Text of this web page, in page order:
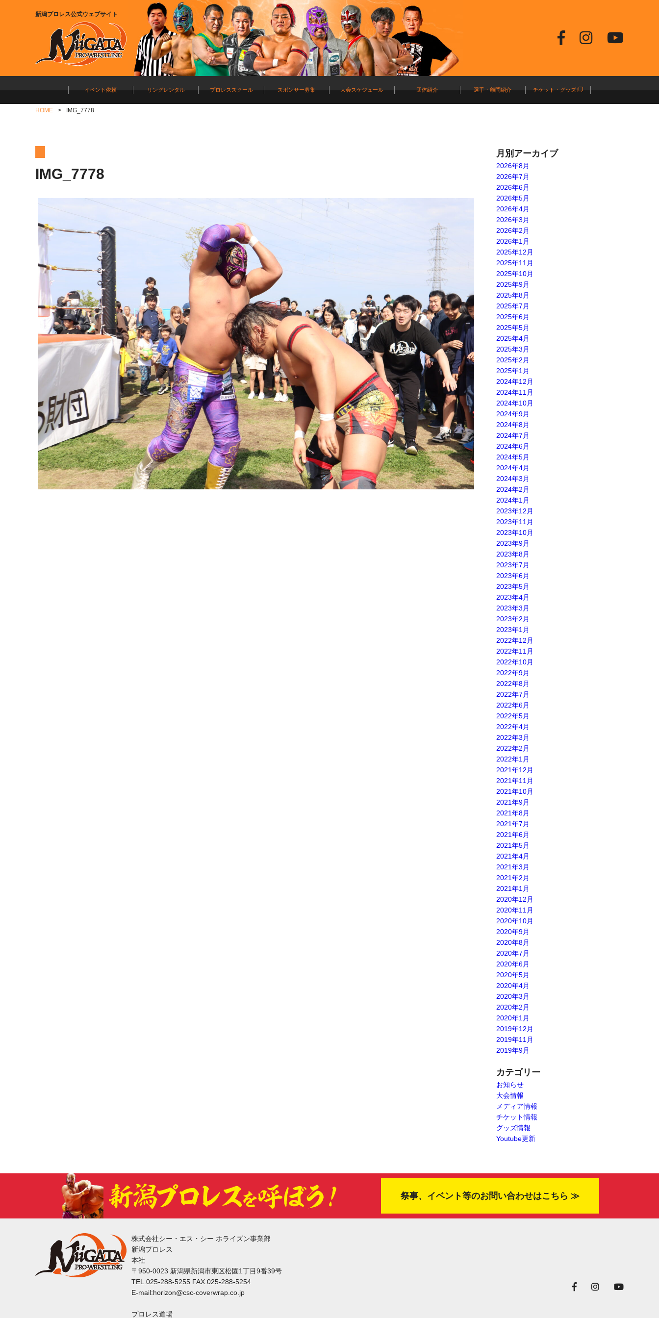
新潟プロレス公式ウェブサイト
イベント依頼 リングレンタル プロレススクール スポンサー募集 大会スケジュール 団体紹介 選手・顧問紹介 チケット・グッズ
HOME IMG_7778
IMG_7778
月別アーカイブ
2026年8月
2026年7月
2026年6月
2026年5月
2026年4月
2026年3月
2026年2月
2026年1月
2025年12月
2025年11月
2025年10月
2025年9月
2025年8月
2025年7月
2025年6月
2025年5月
2025年4月
2025年3月
2025年2月
2025年1月
2024年12月
2024年11月
2024年10月
2024年9月
2024年8月
2024年7月
2024年6月
2024年5月
2024年4月
2024年3月
2024年2月
2024年1月
2023年12月
2023年11月
2023年10月
2023年9月
2023年8月
2023年7月
2023年6月
2023年5月
2023年4月
2023年3月
2023年2月
2023年1月
2022年12月
2022年11月
2022年10月
2022年9月
2022年8月
2022年7月
2022年6月
2022年5月
2022年4月
2022年3月
2022年2月
2022年1月
2021年12月
2021年11月
2021年10月
2021年9月
2021年8月
2021年7月
2021年6月
2021年5月
2021年4月
2021年3月
2021年2月
2021年1月
2020年12月
2020年11月
2020年10月
2020年9月
2020年8月
2020年7月
2020年6月
2020年5月
2020年4月
2020年3月
2020年2月
2020年1月
2019年12月
2019年11月
2019年9月
カテゴリー
お知らせ
大会情報
メディア情報
チケット情報
グッズ情報
Youtube更新
祭事、イベント等のお問い合わせはこちら ≫
株式会社シー・エス・シー ホライズン事業部
新潟プロレス
本社
〒950-0023 新潟県新潟市東区松園1丁目9番39号
TEL:025-288-5255 FAX:025-288-5254
E-mail:horizon@csc-coverwrap.co.jp
プロレス道場